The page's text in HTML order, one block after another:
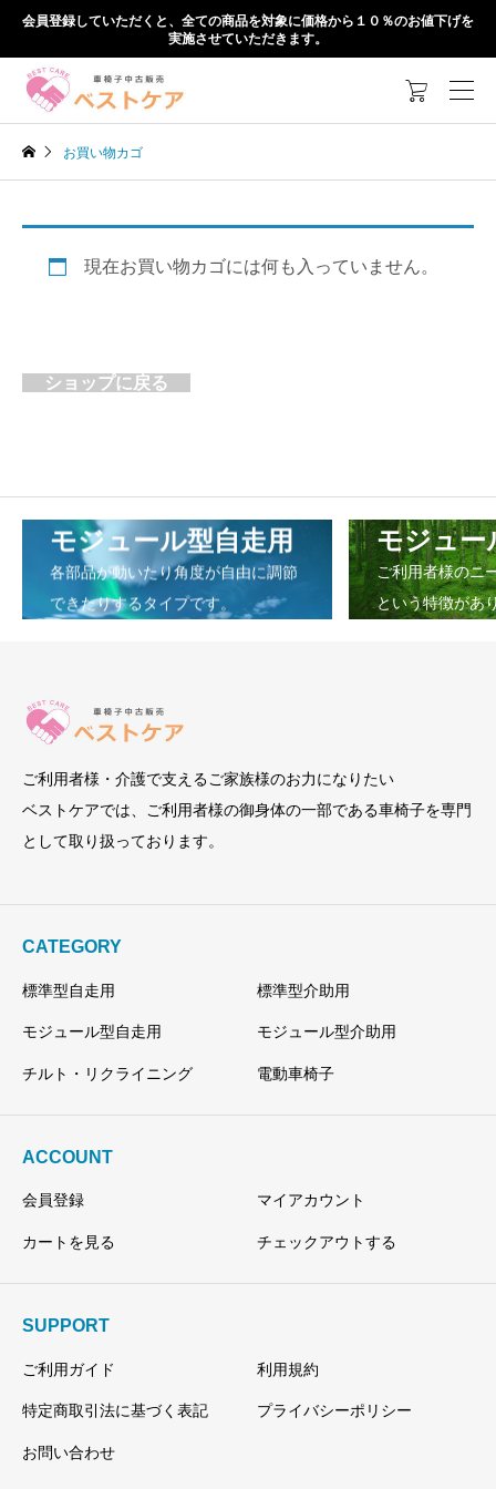
会員登録していただくと、全ての商品を対象に価格から１０％のお値下げを
実施させていただきます。

お買い物カゴ
現在お買い物カゴには何も入っていません。
ショップに戻る
モジュール型自走用
各部品が動いたり角度が自由に調節
できたりするタイプです。
モジュー
ご利用者様のニ
という特徴があ
ご利用者様・介護で支えるご家族様のお力になりたい
ベストケアでは、ご利用者様の御身体の一部である車椅子を専門
として取り扱っております。
CATEGORY
標準型自走用 標準型介助用
モジュール型自走用 モジュール型介助用
チルト・リクライニング 電動車椅子
ACCOUNT
会員登録 マイアカウント
カートを見る チェックアウトする
SUPPORT
ご利用ガイド 利用規約
特定商取引法に基づく表記 プライバシーポリシー
お問い合わせ